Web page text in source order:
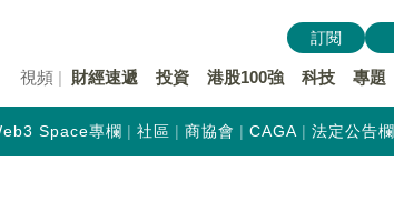
視頻 財經速遞 投資 港股100強 科技 專題
訂閱
Space專欄 社區 商協會 CAGA 法定公告欄